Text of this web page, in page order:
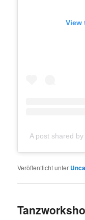
View
A post shared
Veröffentlicht unter